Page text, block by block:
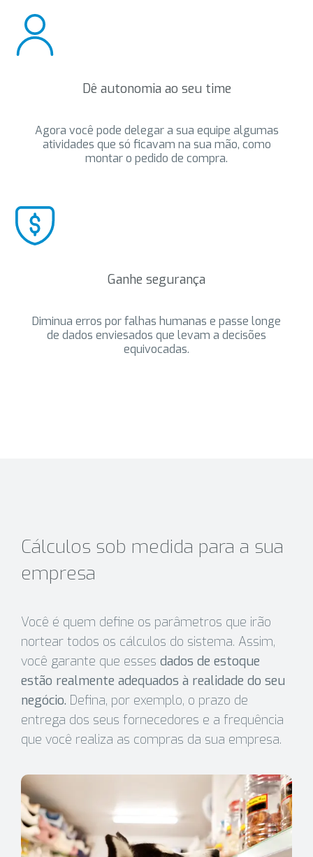
Dê autonomia ao seu time
Agora você pode delegar a sua equipe algumas
atividades que só ficavam na sua mão, como
montar o pedido de compra.
Ganhe segurança
Diminua erros por falhas humanas e passe longe
de dados enviesados que levam a decisões
equivocadas.
Cálculos sob medida para a sua
empresa
Você é quem define os parâmetros que irão
nortear todos os cálculos do sistema. Assim,
você garante que esses dados de estoque
estão realmente adequados à realidade do seu
negócio. Defina, por exemplo, o prazo de
entrega dos seus fornecedores e a frequência
que você realiza as compras da sua empresa.